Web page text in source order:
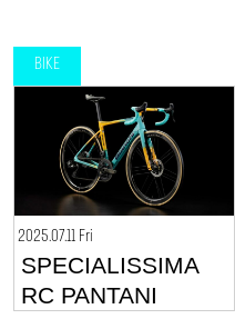
BIKE
2025.07.11 Fri
SPECIALISSIMA
RC PANTANI